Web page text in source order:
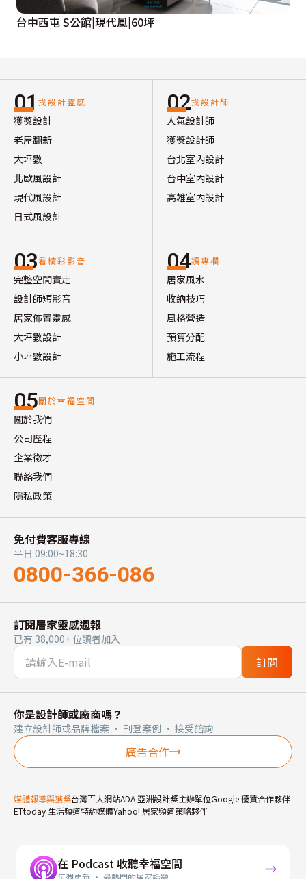
台中西屯 S公館|現代風|60坪
01 找設計靈感
獲獎設計
老屋翻新
大坪數
北歐風設計
現代風設計
日式風設計
02找設計師
人氣設計師
獲獎設計師
台北室內設計
台中室內設計
高雄室內設計
03看精彩影音
完整空間實走
設計師短影音
居家佈置靈感
大坪數設計
小坪數設計
04讀專欄
居家風水
收納技巧
風格營造
預算分配
施工流程
05關於幸福空間
關於我們
公司歷程
企業徵才
聯絡我們
隱私政策
免付費客服專線
平日 09:00~18:30
0800-366-086
訂閱居家靈感週報
已有 38,000+ 位讀者加入
訂閱
你是設計師或廠商嗎？
建立設計師或品牌檔案 · 刊登案例 · 接受諮詢
廣告合作
媒體報導與獲獎台灣百大網站ADA 亞洲設計獎主辦單位Google 優質合作夥伴
ETtoday 生活頻道特約媒體Yahoo! 居家頻道策略夥伴
在 Podcast 收聽幸福空間
每週更新 · 最熱門的居家話題